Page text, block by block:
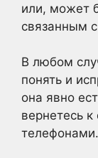
или, может
связанным
В любом
понять и
она явно
вернетесь
телефонами.